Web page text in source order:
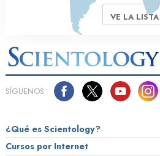
VE LA LISTA
SÍGUENOS
¿Qué es Scientology?
Cursos por Internet